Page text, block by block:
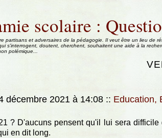
scolaire :
partisans et adversaires de la pédagogie. Il veut être un lieu de
s'interrogent, doutent, cherchent, souhaitent une aide à la
polémique...
décembre 2021 à 14:08 :: Education,
? D'aucuns pensent qu'il lui sera
en dit long.